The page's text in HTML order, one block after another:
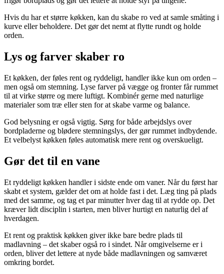
Hvis du har et større køkken, kan du skabe ro ved at samle småting i
kurve eller beholdere. Det gør det nemt at flytte rundt og holde
orden.
Lys og farver skaber ro
Et køkken, der føles rent og ryddeligt, handler ikke kun om orden –
men også om stemning. Lyse farver på vægge og fronter får rummet
til at virke større og mere luftigt. Kombinér gerne med naturlige
materialer som træ eller sten for at skabe varme og balance.
God belysning er også vigtig. Sørg for både arbejdslys over
bordpladerne og blødere stemningslys, der gør rummet indbydende.
Et velbelyst køkken føles automatisk mere rent og overskueligt.
Gør det til en vane
Et ryddeligt køkken handler i sidste ende om vaner. Når du først har
skabt et system, gælder det om at holde fast i det. Læg ting på plads
med det samme, og tag et par minutter hver dag til at rydde op. Det
kræver lidt disciplin i starten, men bliver hurtigt en naturlig del af
hverdagen.
Et rent og praktisk køkken giver ikke bare bedre plads til
madlavning – det skaber også ro i sindet. Når omgivelserne er i
orden, bliver det lettere at nyde både madlavningen og samværet
omkring bordet.